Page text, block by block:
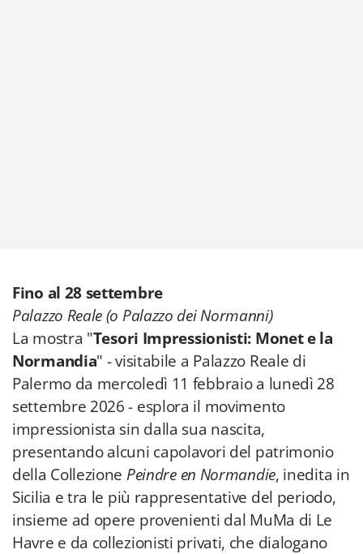
Fino al 28 settembre
Palazzo Reale (o Palazzo dei Normanni)
La mostra "Tesori Impressionisti: Monet e la
Normandia" - visitabile a Palazzo Reale di
Palermo da mercoledì 11 febbraio a lunedì 28
settembre 2026 - esplora il movimento
impressionista sin dalla sua nascita,
presentando alcuni capolavori del patrimonio
della Collezione Peindre en Normandie, inedita in
Sicilia e tra le più rappresentative del periodo,
insieme ad opere provenienti dal MuMa di Le
Havre e da collezionisti privati, che dialogano